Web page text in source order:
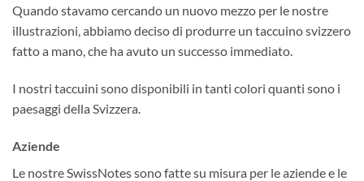
Quando stavamo cercando un nuovo mezzo per le nostre
illustrazioni, abbiamo deciso di produrre un taccuino svizzero
fatto a mano, che ha avuto un successo immediato.
I nostri taccuini sono disponibili in tanti colori quanti sono i
paesaggi della Svizzera.
Aziende
Le nostre SwissNotes sono fatte su misura per le aziende e le